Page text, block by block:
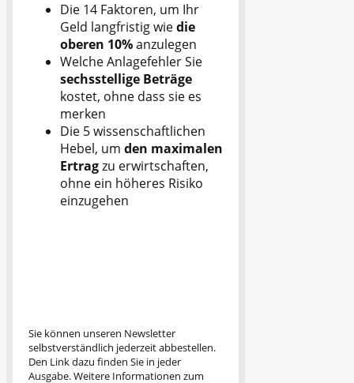
Die 14 Faktoren, um Ihr
Geld langfristig wiedie
oberen 10%anzulegen
Welche Anlagefehler Sie
sechsstellige Beträge
kostet, ohne dass sie es
merken
Die 5 wissenschaftlichen
Hebel, um den maximalen
Ertragzu erwirtschaften,
ohne ein höheres Risiko
einzugehen
Sie können unseren Newsletter
selbstverständlich jederzeit abbestellen.
Den Link dazu finden Sie in jeder
Ausgabe. Weitere Informationen zum